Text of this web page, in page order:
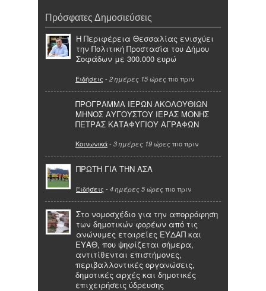
Πρόσφατες Δημοσιεύσεις
Η Περιφέρεια Θεσσαλίας ενισχύει
την Πολιτική Προστασία του Δήμου
Σοφάδων με 300.000 ευρώ
Ειδήσεις - 2 ημέρες 15 ώρες πιο πριν
ΠΡΟΓΡΑΜΜΑ ΙΕΡΩΝ ΑΚΟΛΟΥΘΙΩΝ
ΜΗΝΟΣ ΑΥΓΟΥΣΤΟΥ ΙΕΡΑΣ ΜΟΝΗΣ
ΠΕΤΡΑΣ ΚΑΤΑΦΥΓΙΟΥ ΑΓΡΑΦΩΝ
Κοινωνικά- 3 ημέρες 19 ώρες πιο πριν
ΠΡΩΤΗ ΓΙΑ ΤΗΝ ΑΣΑ
Ειδήσεις - 4 ημέρες 5 ώρες πιο πριν
Στο νομοσχέδιο για την απορρόφηση
των δημοτικών φορέων από τις
ανώνυμες εταιρείες ΕΥΔΑΠ και
ΕΥΑΘ, που ψηφίζεται σήμερα,
αντιτίθενται επιστήμονες,
περιβαλλοντικές οργανώσεις,
δημοτικές αρχές και δημοτικές
επιχειρήσεις ύδρευσης